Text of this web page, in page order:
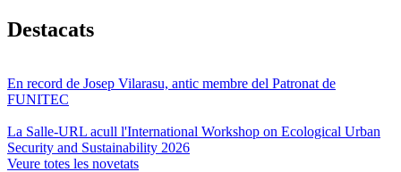
Destacats
En record de Josep Vilarasu, antic membre del Patronat de
FUNITEC
La Salle-URL acull l'International Workshop on Ecological Urban
Security and Sustainability 2026
Veure totes les novetats